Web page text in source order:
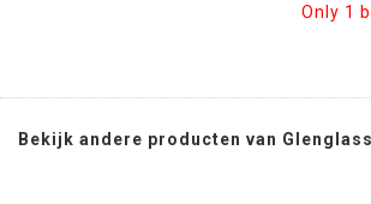
Only 1
Bekijk andere producten van